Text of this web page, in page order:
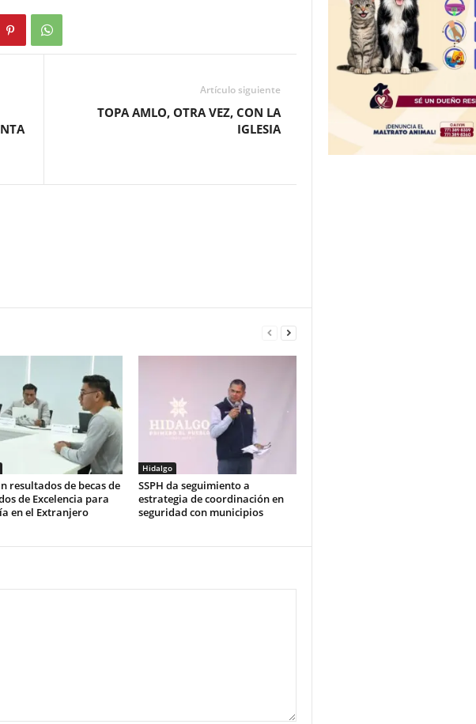
Artículo siguiente
TOPA AMLO, OTRA VEZ, CON LA
IGLESIA
resultados de becas de
de Excelencia para
en el Extranjero
Hidalgo
SSPH da seguimiento a
estrategia de coordinación en
seguridad con municipios